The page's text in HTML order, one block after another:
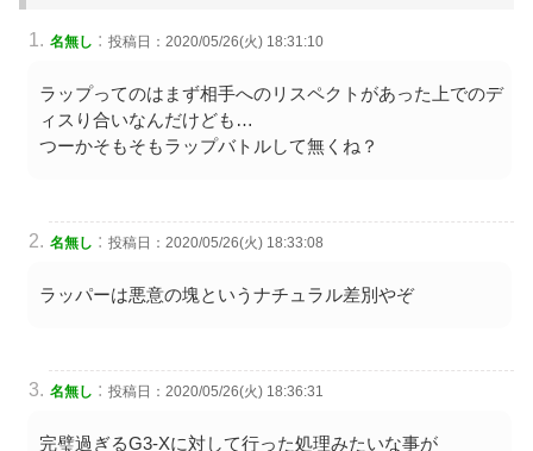
名無し : 投稿日：2020/05/26(火) 18:31:10
ラップってのはまず相手へのリスペクトがあった上でのデ
ィスり合いなんだけども…
つーかそもそもラップバトルして無くね？
名無し : 投稿日：2020/05/26(火) 18:33:08
ラッパーは悪意の塊というナチュラル差別やぞ
名無し : 投稿日：2020/05/26(火) 18:36:31
完璧過ぎるG3-Xに対して行った処理みたいな事が